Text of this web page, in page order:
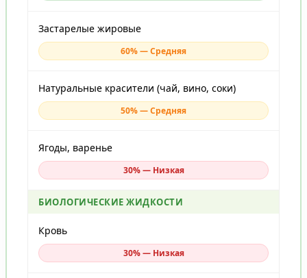
Застарелые жировые
60% — Средняя
Натуральные красители (чай, вино, соки)
50% — Средняя
Ягоды, варенье
30% — Низкая
БИОЛОГИЧЕСКИЕ ЖИДКОСТИ
Кровь
30% — Низкая